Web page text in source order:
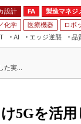
設計 FA 製造マネジ
化学 医療機器 ロボ
AI
エッジ逆襲 品
つながるクルマ
実...
5Gを活